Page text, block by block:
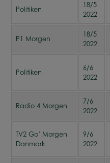
Politiken
18/5
2022
P1 Morgen
18/5
2022
Politiken
6/6
2022
Radio 4 Morgen
7/6
2022
TV2 Go’ Morgen
Danmark
9/6
2022